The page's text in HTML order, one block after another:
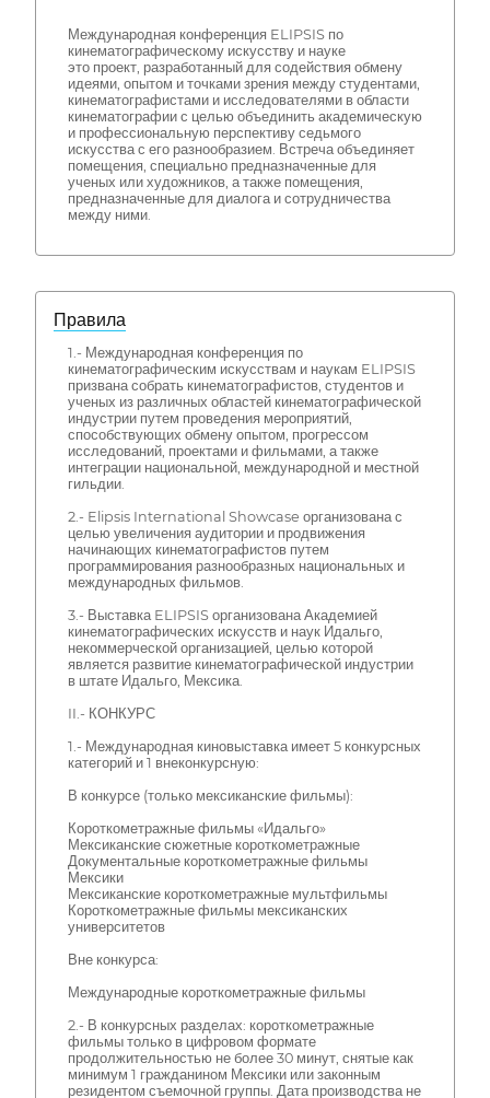
Международная конференция ELIPSIS по
кинематографическому искусству и науке
это проект, разработанный для содействия обмену
идеями, опытом и точками зрения между студентами,
кинематографистами и исследователями в области
кинематографии с целью объединить академическую
и профессиональную перспективу седьмого
искусства с его разнообразием. Встреча объединяет
помещения, специально предназначенные для
ученых или художников, а также помещения,
предназначенные для диалога и сотрудничества
между ними.
Правила
1.- Международная конференция по
кинематографическим искусствам и наукам ELIPSIS
призвана собрать кинематографистов, студентов и
ученых из различных областей кинематографической
индустрии путем проведения мероприятий,
способствующих обмену опытом, прогрессом
исследований, проектами и фильмами, а также
интеграции национальной, международной и местной
гильдии.
2.- Elipsis International Showcase организована с
целью увеличения аудитории и продвижения
начинающих кинематографистов путем
программирования разнообразных национальных и
международных фильмов.
3.- Выставка ELIPSIS организована Академией
кинематографических искусств и наук Идальго,
некоммерческой организацией, целью которой
является развитие кинематографической индустрии
в штате Идальго, Мексика.
II.- КОНКУРС
1.- Международная киновыставка имеет 5 конкурсных
категорий и 1 внеконкурсную:
В конкурсе (только мексиканские фильмы):
Короткометражные фильмы «Идальго»
Мексиканские сюжетные короткометражные
Документальные короткометражные фильмы
Мексики
Мексиканские короткометражные мультфильмы
Короткометражные фильмы мексиканских
университетов
Вне конкурса:
Международные короткометражные фильмы
2.- В конкурсных разделах: короткометражные
фильмы только в цифровом формате
продолжительностью не более 30 минут, снятые как
минимум 1 гражданином Мексики или законным
резидентом съемочной группы. Дата производства не